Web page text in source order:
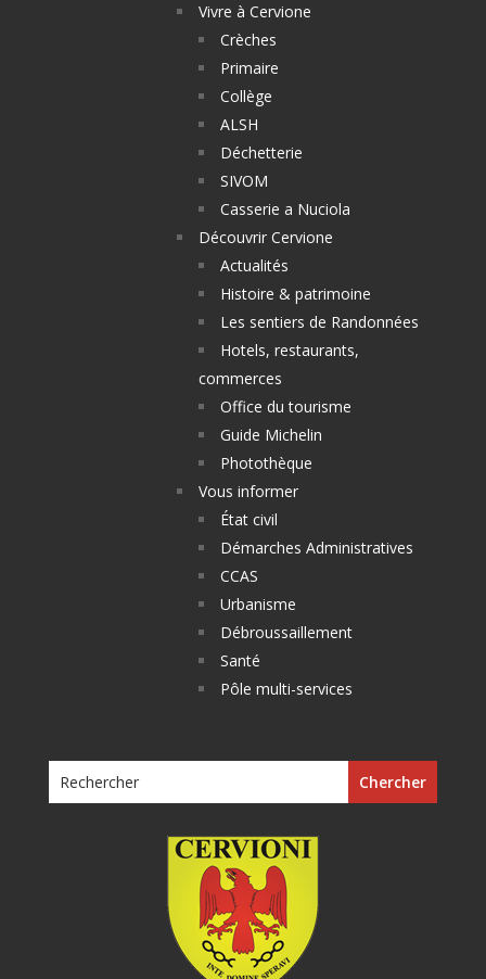
Vivre à Cervione
Crèches
Primaire
Collège
ALSH
Déchetterie
SIVOM
Casserie a Nuciola
Découvrir Cervione
Actualités
Histoire & patrimoine
Les sentiers de Randonnées
Hotels, restaurants,
commerces
Office du tourisme
Guide Michelin
Photothèque
Vous informer
État civil
Démarches Administratives
CCAS
Urbanisme
Débroussaillement
Santé
Pôle multi-services